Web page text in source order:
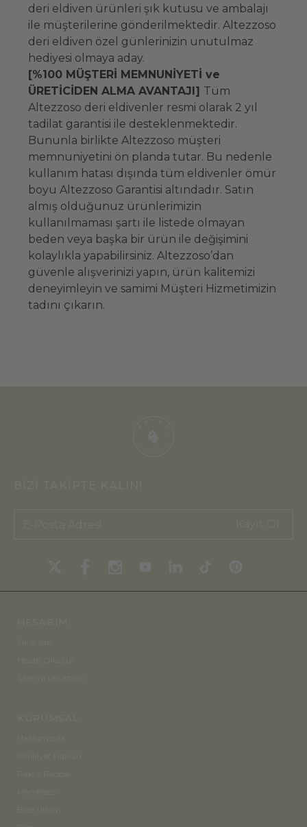
deri eldiven ürünleri şık kutusu ve ambalajı
ile müşterilerine gönderilmektedir. Altezzoso
deri eldiven özel günlerinizin unutulmaz
hediyesi olmaya aday.
[%100 MÜŞTERİ MEMNUNİYETİ ve
ÜRETİCİDEN ALMA AVANTAJI] Tüm
Altezzoso deri eldivenler resmi olarak 2 yıl
tadilat garantisi ile desteklenmektedir.
Bununla birlikte Altezzoso müşteri
memnuniyetini ön planda tutar. Bu nedenle
kullanım hatası dışında tüm eldivenler ömür
boyu Altezzoso Garantisi altındadır. Satın
almış olduğunuz ürünlerimizin
kullanılmaması şartı ile listede olmayan
beden veya başka bir ürün ile değişimini
kolaylıkla yapabilirsiniz. Altezzoso’dan
güvenle alışverinizi yapın, ürün kalitemizi
deneyimleyin ve samimi Müşteri Hizmetimizin
tadını çıkarın.